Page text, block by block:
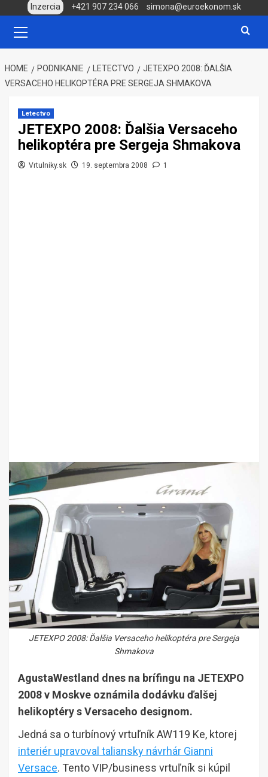
content
Inzercia +421 907 234 066
simona@euroekonom.sk
Menu
HOME PODNIKANIE LETECTVO
JETEXPO 2008: ĎALŠIA
VERSACEHO HELIKOPTÉRA PRE SERGEJA SHMAKOVA
Letectvo
JETEXPO 2008: Ďalšia Versaceho
helikoptéra pre Sergeja Shmakova
Vrtulniky.sk 19. septembra 2008 1
JETEXPO 2008: Ďalšia Versaceho helikoptéra pre Sergeja
Shmakova
AgustaWestland dnes na brífingu na JETEXPO
2008 v Moskve oznámila dodávku ďalšej
helikoptéry s Versaceho designom.
Jedná sa o turbínový vrtuľník AW119 Ke, ktorej
interiér upravoval taliansky návrhár Gianni
Versace. Tento VIP/business vrtuľník si kúpil